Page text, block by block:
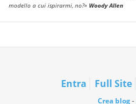
modello a cui ispirarmi, no?» Woody Allen
Entra Full Site
Crea blog-